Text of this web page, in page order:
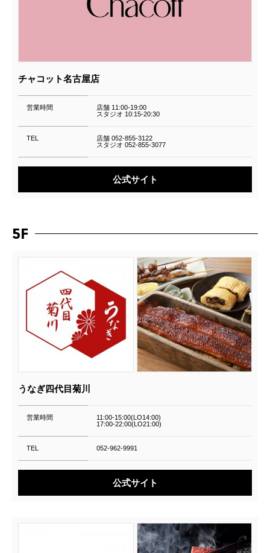
チャコット名古屋店
営業時間
店舗 11:00-19:00
スタジオ 10:15-20:30
TEL
店舗 052-855-3122
スタジオ 052-855-3077
公式サイト
5F
うなぎ四代目菊川
営業時間
11:00-15:00(LO14:00)
17:00-22:00(LO21:00)
TEL 052-962-9991
公式サイト